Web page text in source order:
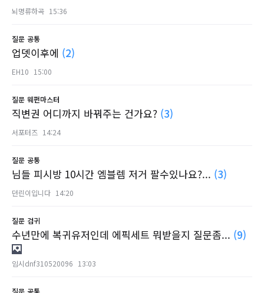
뇌명류하곡 15:36
질문 공통
업뎃이후에 (2)
EH10 15:00
질문 웨펀마스터
직변권 어디까지 바꿔주는 건가요? (3)
서포터즈 14:24
질문 공통
님들 피시방 10시간 엠블렘 저거 팔수있나요?... (3)
던린이입니다 14:20
질문 검귀
수년만에 복귀유저인데 에픽세트 뭐받을지 질문좀... (9)
임시dnf310520096 13:03
질문 공통